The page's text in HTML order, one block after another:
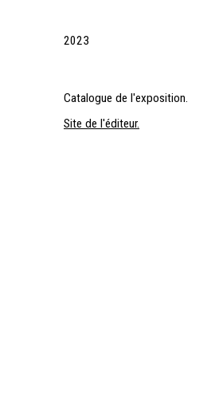
2023
Catalogue de l'exposition.
Site de l'éditeur.